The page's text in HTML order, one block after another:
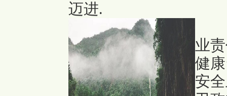
迈进.
业
健
安